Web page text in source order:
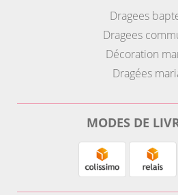
Dragees
Dragees
Décoration
Dragées
MODES DE